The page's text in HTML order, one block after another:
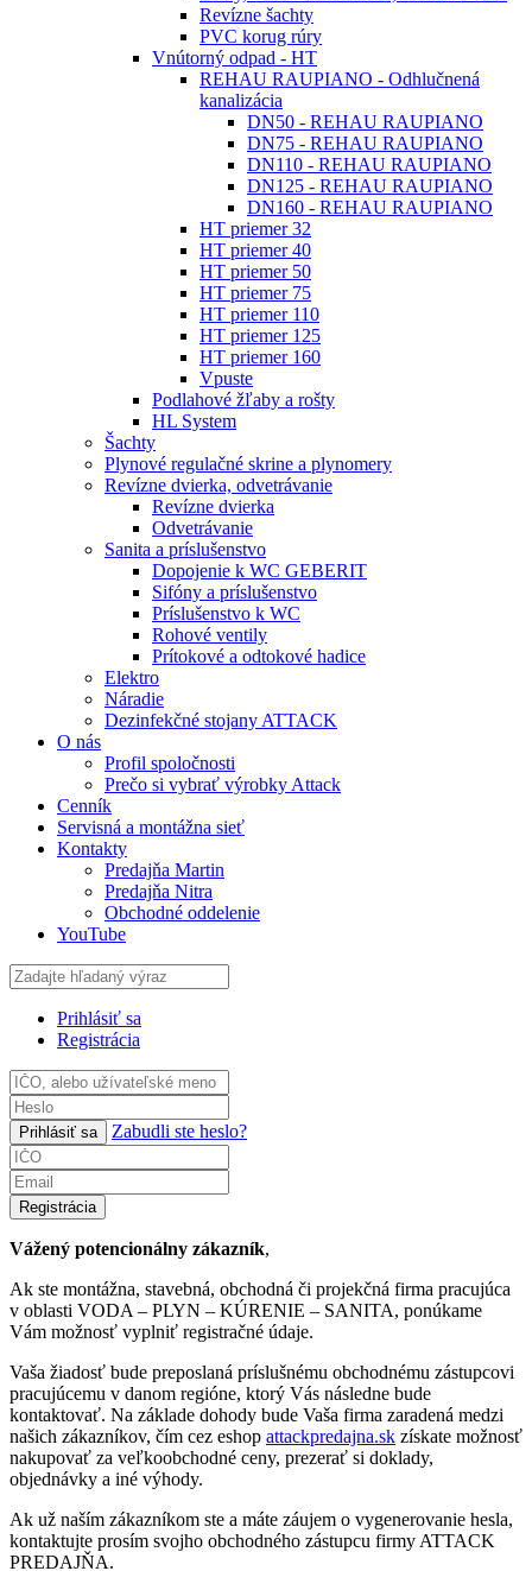
Revízne šachty
PVC korug rúry
Vnútorný odpad - HT
REHAU RAUPIANO - Odhlučnená
kanalizácia
DN50 - REHAU RAUPIANO
DN75 - REHAU RAUPIANO
DN110 - REHAU RAUPIANO
DN125 - REHAU RAUPIANO
DN160 - REHAU RAUPIANO
HT priemer 32
HT priemer 40
HT priemer 50
HT priemer 75
HT priemer 110
HT priemer 125
HT priemer 160
Vpuste
Podlahové žľaby a rošty
HL System
Šachty
Plynové regulačné skrine a plynomery
Revízne dvierka, odvetrávanie
Revízne dvierka
Odvetrávanie
Sanita a príslušenstvo
Dopojenie k WC GEBERIT
Sifóny a príslušenstvo
Príslušenstvo k WC
Rohové ventily
Prítokové a odtokové hadice
Elektro
Náradie
Dezinfekčné stojany ATTACK
O nás
Profil spoločnosti
Prečo si vybrať výrobky Attack
Cenník
Servisná a montážna sieť
Kontakty
Predajňa Martin
Predajňa Nitra
Obchodné oddelenie
YouTube
Prihlásiť sa
Registrácia
Prihlásiť sa Zabudli ste heslo?
Registrácia
Vážený potencionálny zákazník,
Ak ste montážna, stavebná, obchodná či projekčná firma pracujúca
v oblasti VODA – PLYN – KÚRENIE – SANITA, ponúkame
Vám možnosť vyplniť registračné údaje.
Vaša žiadosť bude preposlaná príslušnému obchodnému zástupcovi
pracujúcemu v danom regióne, ktorý Vás následne bude
kontaktovať. Na základe dohody bude Vaša firma zaradená medzi
našich zákazníkov, čím cez eshop attackpredajna.sk získate možnosť
nakupovať za veľkoobchodné ceny, prezerať si doklady,
objednávky a iné výhody.
Ak už naším zákazníkom ste a máte záujem o vygenerovanie hesla,
kontaktujte prosím svojho obchodného zástupcu firmy ATTACK
PREDAJŇA.